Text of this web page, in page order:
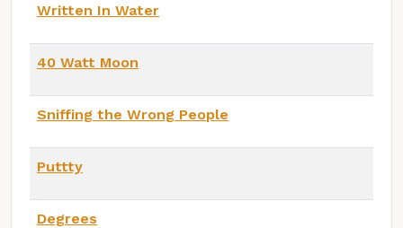
Written In Water
40 Watt Moon
Sniffing the Wrong People
Puttty
Degrees